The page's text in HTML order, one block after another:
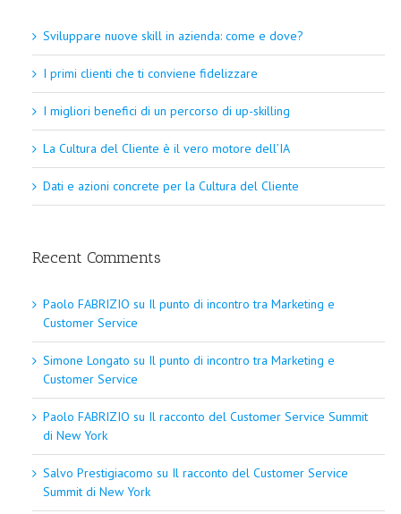
Sviluppare nuove skill in azienda: come e dove?
I primi clienti che ti conviene fidelizzare
I migliori benefici di un percorso di up-skilling
La Cultura del Cliente è il vero motore dell’IA
Dati e azioni concrete per la Cultura del Cliente
Recent Comments
Paolo FABRIZIO su Il punto di incontro tra Marketing e
Customer Service
Simone Longato su Il punto di incontro tra Marketing e
Customer Service
Paolo FABRIZIO su Il racconto del Customer Service Summit
di New York
Salvo Prestigiacomo su Il racconto del Customer Service
Summit di New York